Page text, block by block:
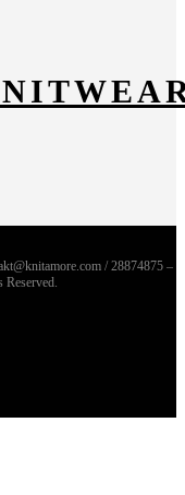
/ 28874875 –